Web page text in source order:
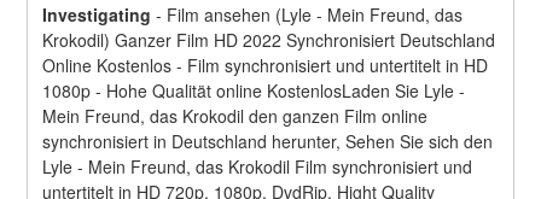
Investigating - Film ansehen (Lyle - Mein Freund, das
Krokodil) Ganzer Film HD 2022 Synchronisiert Deutschland
Online Kostenlos - Film synchronisiert und untertitelt in HD
1080p - Hohe Qualität online KostenlosLaden Sie Lyle -
Mein Freund, das Krokodil den ganzen Film online
synchronisiert in Deutschland herunter, Sehen Sie sich den
Lyle - Mein Freund, das Krokodil Film synchronisiert und
untertitelt in HD 720p, 1080p, DvdRip, Hight Quality